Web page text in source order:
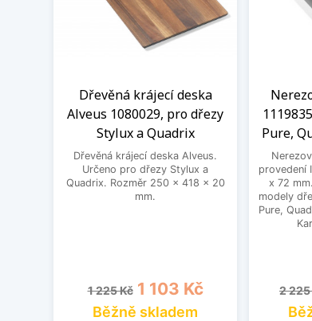
Dřevěná krájecí deska
Alveus 1080029, pro dřezy
Stylux a Quadrix
Dřevěná krájecí deska Alveus.
Určeno pro dřezy Stylux a
Quadrix. Rozměr 250 x 418 x 20
mm.
Běžná cena
1 225 Kč Cena
1 103 Kč
Běžně skladem
Pure,
provedení
x 72
modely
Pure,
2 225